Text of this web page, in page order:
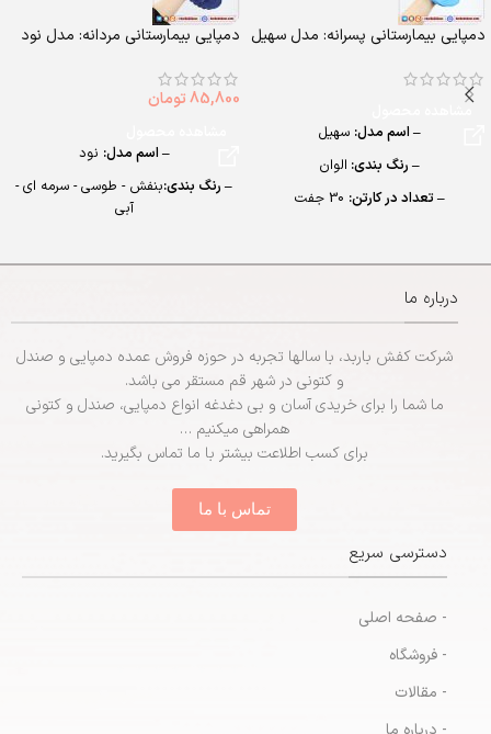
دمپایی بیمارستانی پسرانه: مدل سهیل
– اسم مدل: سهیل
– رنگ بندی: الوان
– تعداد در کارتن:
– سایزبندی:پسرانه (31 - 35)
دمپایی بیمارستانی مردانه: مدل نود
85,800تومان
– اسم مدل: نود
– رنگ بندی:بنفش - طوسی - سرمه ای -
آبی
درباره ما
شرکت کفش باربد، با سالها تجربه در حوزه فروش عمده دمپایی و صندل
و کتونی در شهر قم مستقر می باشد.
ما شما را برای خریدی آسان و بی دغدغه انواع دمپایی، صندل و کتونی
همراهی میکنیم …
برای کسب اطلاعت بیشتر با ما تماس بگیرید.
تماس با ما
دسترسی سریع
- صفحه اصلی
- فروشگاه
- مقالات